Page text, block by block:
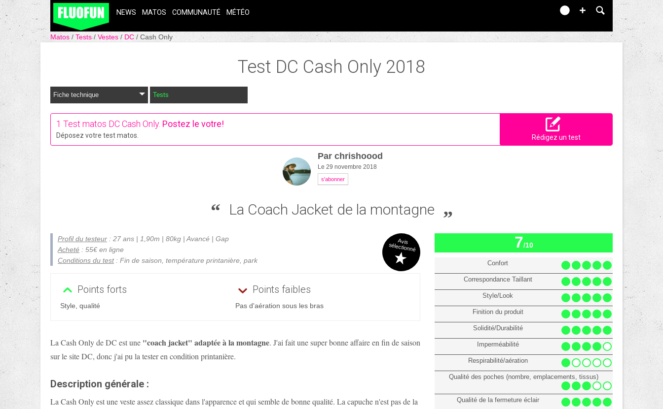
NEWS MATOS COMMUNAUTÉ MÉTÉO
Matos Tests Vestes DC Cash Only
Test DC Cash Only 2018
Fiche technique Tests
1 Test matos DC Cash Only. Postez le votre!
Déposez votre test matos. Rédigez un test
Par chrishoood
Le 29 novembre 2018
s'abonner
La Coach Jacket de la montagne
Avis
sélectionné
Profil du testeur : 27 ans | 1,90m | 80kg | Avancé | Gap
Acheté : 55€ en ligne
Conditions du test: Fin de saison, température printanière, park
Points forts
Style, qualité
Points faibles
Pas d'aération sous les bras
La Cash Only de DC est une "coach jacket" adaptée à la montagne. J'ai fait une super bonne affaire en fin de saison
sur le site DC, donc j'ai pu la tester en condition printanière.
Description générale :
La Cash Only est une veste assez classique dans l'apparence et qui semble de bonne qualité. La capuche n'est pas de la
7/10
Confort
Correspondance Taillant
Style/Look
Finition du produit
Solidité/Durabilité
Imperméabilité
Respirabilité/aération
Qualité des poches (nombre, emplacements, tissus)
Qualité de la fermeture éclair